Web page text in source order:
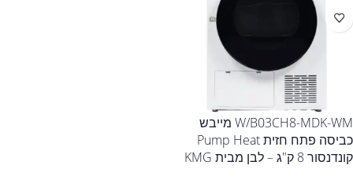
W/B03CH8-MDK-WM מייבש
כביסה פתח חזית Pump Heat
קונדנסור 8 ק"ג – לבן מבית KMG